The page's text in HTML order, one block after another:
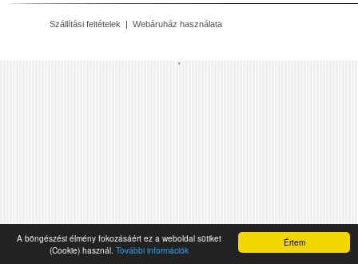
Értem
A böngészési élmény fokozásáért ez a weboldal sütiket
(Cookie) használ. További információk
Szállítási feltételek | Webáruház használata
'